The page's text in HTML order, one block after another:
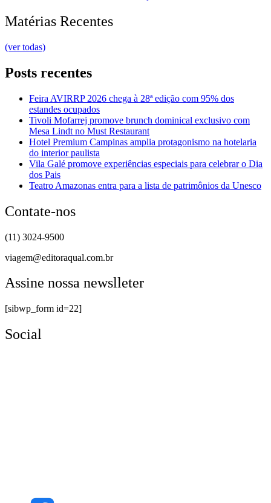
Matérias Recentes
(ver todas)
Posts recentes
Feira AVIRRP 2026 chega à 28ª edição com 95% dos
estandes ocupados
Tivoli Mofarrej promove brunch dominical exclusivo com
Mesa Lindt no Must Restaurant
Hotel Premium Campinas amplia protagonismo na hotelaria
do interior paulista
Vila Galé promove experiências especiais para celebrar o Dia
dos Pais
Teatro Amazonas entra para a lista de patrimônios da Unesco
Contate-nos
(11) 3024-9500
viagem@editoraqual.com.br
Assine nossa newslleter
[sibwp_form id=22]
Social